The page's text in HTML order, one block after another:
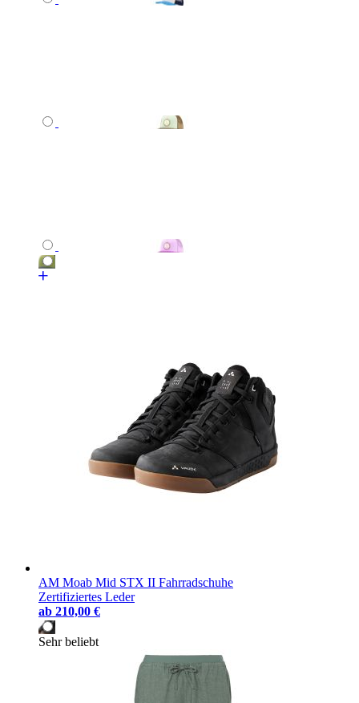
AM Moab Mid STX II Fahrradschuhe
Zertifiziertes Leder
ab 210,00 €
Sehr beliebt